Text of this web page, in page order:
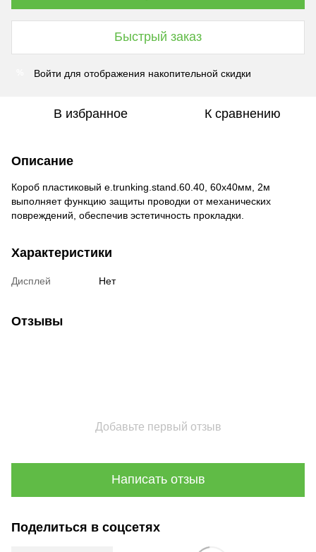
Быстрый заказ
Войти для отображения накопительной скидки
В избранное К сравнению
Описание
Короб пластиковый e.trunking.stand.60.40, 60х40мм, 2м
выполняет функцию защиты проводки от механических
повреждений, обеспечив эстетичность прокладки.
Характеристики
Дисплей Нет
Отзывы
Добавьте первый отзыв
Написать отзыв
Поделиться в соцсетях